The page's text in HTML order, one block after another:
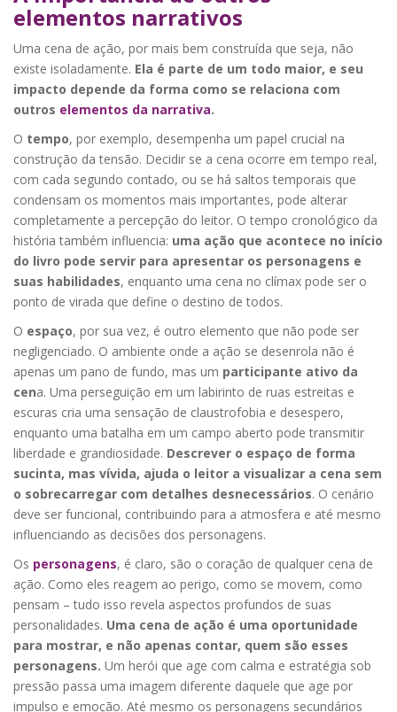
elementos narrativos
Uma cena de ação, por mais bem construída que seja, não
existe isoladamente. Ela é parte de um todo maior, e seu
impacto depende da forma como se relaciona com
outros elementos da narrativa.
O tempo, por exemplo, desempenha um papel crucial na
construção da tensão. Decidir se a cena ocorre em tempo real,
com cada segundo contado, ou se há saltos temporais que
condensam os momentos mais importantes, pode alterar
completamente a percepção do leitor. O tempo cronológico da
história também influencia: uma ação que acontece no início
do livro pode servir para apresentar os personagens e
suas habilidades, enquanto uma cena no clímax pode ser o
ponto de virada que define o destino de todos.
O espaço, por sua vez, é outro elemento que não pode ser
negligenciado. O ambiente onde a ação se desenrola não é
apenas um pano de fundo, mas um participante ativo da
cena. Uma perseguição em um labirinto de ruas estreitas e
escuras cria uma sensação de claustrofobia e desespero,
enquanto uma batalha em um campo aberto pode transmitir
liberdade e grandiosidade. Descrever o espaço de forma
sucinta, mas vívida, ajuda o leitor a visualizar a cena sem
o sobrecarregar com detalhes desnecessários. O cenário
deve ser funcional, contribuindo para a atmosfera e até mesmo
influenciando as decisões dos personagens.
Os personagens, é claro, são o coração de qualquer cena de
ação. Como eles reagem ao perigo, como se movem, como
pensam – tudo isso revela aspectos profundos de suas
personalidades. Uma cena de ação é uma oportunidade
para mostrar, e não apenas contar, quem são esses
personagens. Um herói que age com calma e estratégia sob
pressão passa uma imagem diferente daquele que age por
impulso e emoção. Até mesmo os personagens secundários